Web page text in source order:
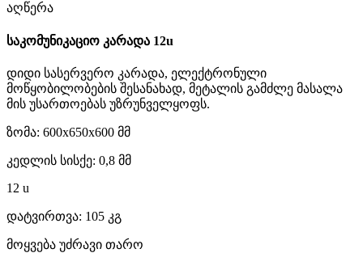
აღწერა
საკომუნიკაციო კარადა 12u
დიდი სასერვერო კარადა, ელექტრონული
მოწყობილობების შესანახად, მეტალის გამძლე მასალა
მის უსართოებას უზრუნველყოფს.
ზომა: 600x650x600 მმ
კედლის სისქე: 0,8 მმ
12 u
დატვირთვა: 105 კგ
მოყვება უძრავი თარო